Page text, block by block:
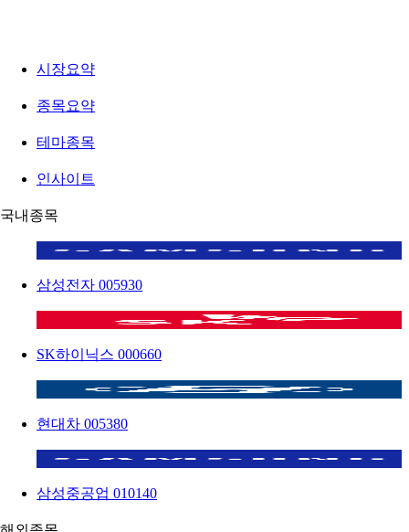
시장요약
종목요약
테마종목
인사이트
국내종목
삼성전자 005930
SK하이닉스 000660
현대차 005380
삼성중공업 010140